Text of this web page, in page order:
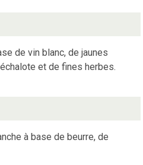
de vin blanc, de jaunes
et de fines herbes.
à base de beurre, de